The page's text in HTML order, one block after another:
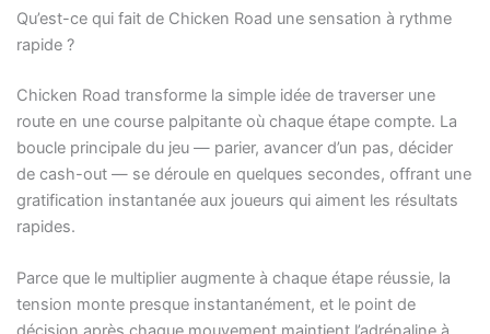
Qu’est-ce qui fait de Chicken Road une sensation à rythme
rapide ?
Chicken Road transforme la simple idée de traverser une
route en une course palpitante où chaque étape compte. La
boucle principale du jeu — parier, avancer d’un pas, décider
de cash-out — se déroule en quelques secondes, offrant une
gratification instantanée aux joueurs qui aiment les résultats
rapides.
Parce que le multiplier augmente à chaque étape réussie, la
tension monte presque instantanément, et le point de